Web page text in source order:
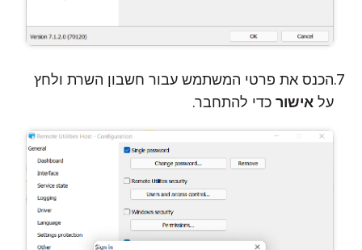
הכנס את פרטי המשתמש עבור חשבון השרת ולחץ
על אישור כדי להתחבר.